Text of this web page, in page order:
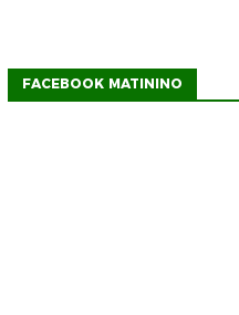
FACEBOOK MATININO